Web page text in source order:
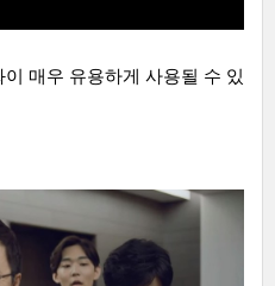
매우 유용하게 사용될 수 있